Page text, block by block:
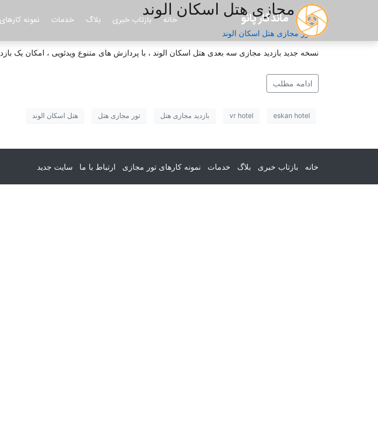
ماندگار پانو خانه بازتاب خبری بلاگ خدمات نمونه
تور مجازی هتل اسکان الوند
نسخه جدید بازدید مجازی سه بعدی هتل اسکان الوند ، با پردازش های متنوع ویدئویی ، امکان یک
ادامه مطلب
eskan hotel
vr hotel بازدید مجازی هتل تور مجازی هتل هتل اسکان الوند
خانه بازتاب خبری بلاگ خدمات نمونه کارهای تور مجازی ارتباط با ما سایت جدید